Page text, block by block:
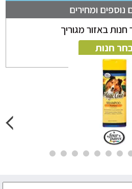
ומחירים
באזור מגוריך